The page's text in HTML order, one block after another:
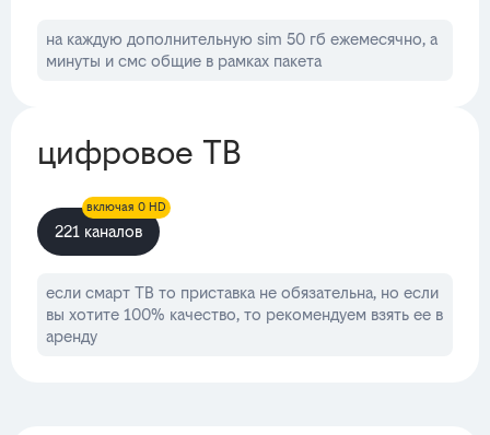
на каждую дополнительную sim 50 гб ежемесячно, а
минуты и смс общие в рамках пакета
цифровое ТВ
221 каналов
включая 0 HD
если смарт ТВ то приставка не обязательна, но если
вы хотите 100% качество, то рекомендуем взять ее в
аренду